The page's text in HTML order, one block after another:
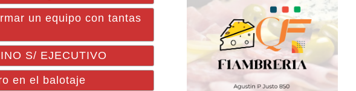
un equipo con tantas
S/ EJECUTIVO
en el balotaje